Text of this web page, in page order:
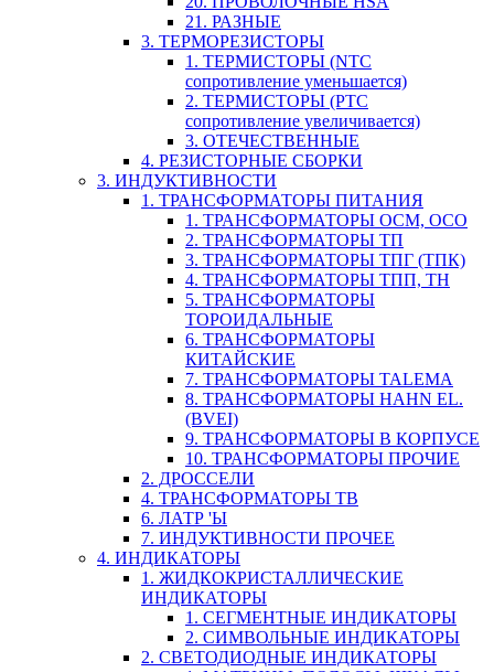
21. РАЗНЫЕ
3. ТЕРМОРЕЗИСТОРЫ
1. ТЕРМИСТОРЫ (NTC
сопротивление уменьшается)
2. ТЕРМИСТОРЫ (PTC
сопротивление увеличивается)
3. ОТЕЧЕСТВЕННЫЕ
4. РЕЗИСТОРНЫЕ СБОРКИ
3. ИНДУКТИВНОСТИ
1. ТРАНСФОРМАТОРЫ ПИТАНИЯ
1. ТРАНСФОРМАТОРЫ ОСМ, ОСО
2. ТРАНСФОРМАТОРЫ ТП
3. ТРАНСФОРМАТОРЫ ТПГ (ТПК)
4. ТРАНСФОРМАТОРЫ ТПП, ТН
5. ТРАНСФОРМАТОРЫ
ТОРОИДАЛЬНЫЕ
6. ТРАНСФОРМАТОРЫ
КИТАЙСКИЕ
7. ТРАНСФОРМАТОРЫ TALEMA
8. ТРАНСФОРМАТОРЫ HAHN EL.
(BVEI)
9. ТРАНСФОРМАТОРЫ В КОРПУСЕ
10. ТРАНСФОРМАТОРЫ ПРОЧИЕ
2. ДРОССЕЛИ
4. ТРАНСФОРМАТОРЫ ТВ
6. ЛАТР 'Ы
7. ИНДУКТИВНОСТИ ПРОЧЕЕ
4. ИНДИКАТОРЫ
1. ЖИДКОКРИСТАЛЛИЧЕСКИЕ
ИНДИКАТОРЫ
1. СЕГМЕНТНЫЕ ИНДИКАТОРЫ
2. СИМВОЛЬНЫЕ ИНДИКАТОРЫ
2. СВЕТОДИОДНЫЕ ИНДИКАТОРЫ